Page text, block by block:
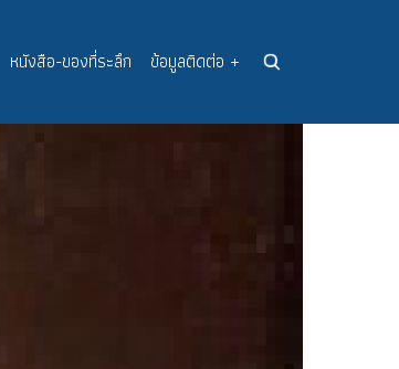
หนังสือ-ของที่ระลึก ข้อมูลติดต่อ +